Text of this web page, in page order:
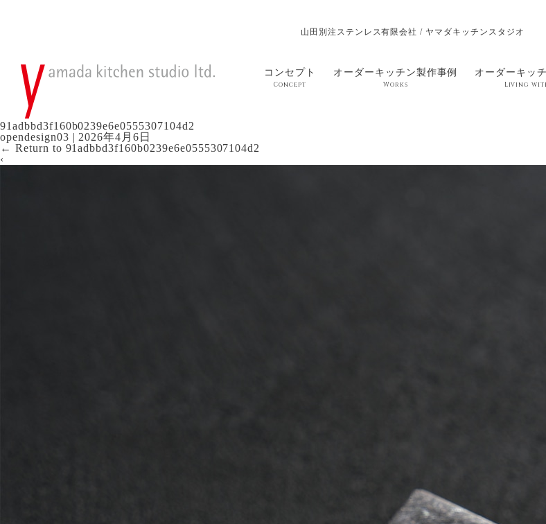
山田別注ステンレス有限会社 / ヤマダキッチンスタジオ
コンセプト
Concept
オーダーキッチン製作事例
Works
オーダーキッ
Living
91adbbd3f160b0239e6e0555307104d2
opendesign03 | 2026年4月6日
← Return to 91adbbd3f160b0239e6e0555307104d2
‹